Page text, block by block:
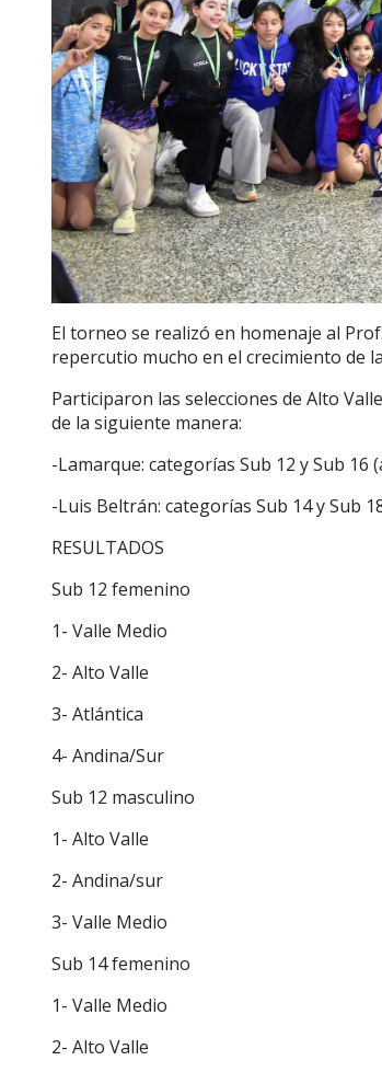
El torneo se realizó en homenaje al
repercutio mucho en el crecimiento de
Participaron las selecciones de Alto
de la siguiente manera:
-Lamarque: categorías Sub 12 y Sub 16
-Luis Beltrán: categorías Sub 14 y Sub
RESULTADOS
Sub 12 femenino
1- Valle Medio
2- Alto Valle
3- Atlántica
4- Andina/Sur
Sub 12 masculino
1- Alto Valle
2- Andina/sur
3- Valle Medio
Sub 14 femenino
1- Valle Medio
2- Alto Valle